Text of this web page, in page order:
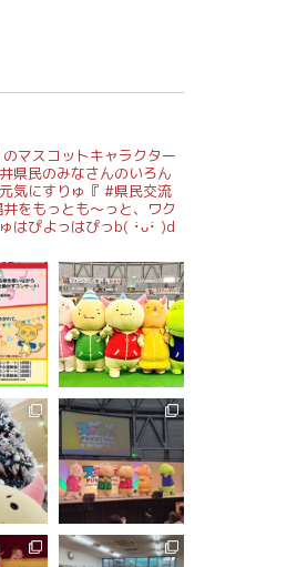
マスコットキャラクター
県民のみなさんのいろん
気にすりゅ『 #県民交流
をもっとも～っと、ワク
はぴよっはぴっb( ･̀ᴗ･́ )d